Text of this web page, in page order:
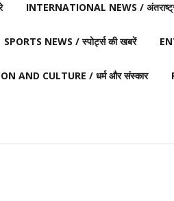
INTERNATIONAL NEWS /
SPORTS NEWS / स्पोर्ट्स की खबरें
AND CULTURE / धर्म और संस्कार
की मृत्यु ♦️ईसा पूर्व
पूर्व 753 – रोम नगर की स्थापना